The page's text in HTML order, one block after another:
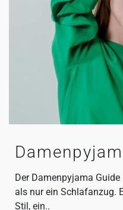
Der Damenpyjama
als nur ein Schlafanzug.
Stil, ein..